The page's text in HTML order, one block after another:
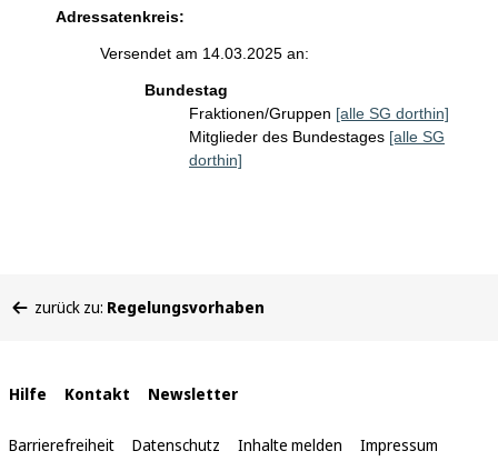
Adressatenkreis:
Versendet am 14.03.2025 an:
Bundestag
Fraktionen/Gruppen [alle SG dorthin]
Mitglieder des Bundestages [alle SG
dorthin]
befinden
zurück zu: Regelungsvorhaben
Interne
Links
Hilfe Kontakt Newsletter
Barrierefreiheit Datenschutz Inhalte melden Impressum